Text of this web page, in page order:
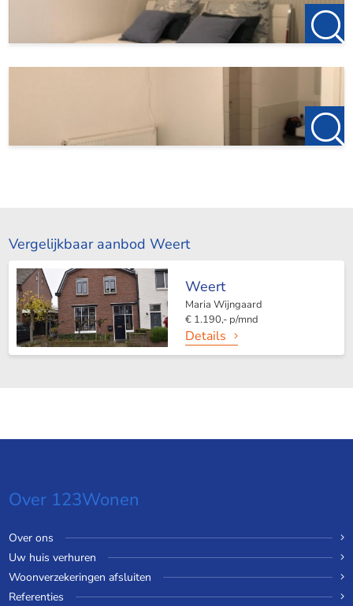
Vergelijkbaar aanbod Weert
Weert
Maria Wijngaard
€ 1.190,- p/mnd
Details
Over 123Wonen
Over ons
Uw huis verhuren
Woonverzekeringen afsluiten
Referenties